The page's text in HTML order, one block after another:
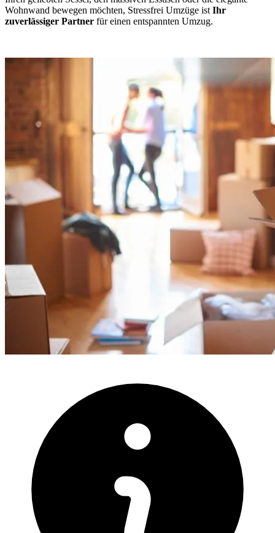
Wohnwand bewegen möchten, Stressfrei Umzüge ist Ihr
zuverlässiger Partner für einen entspannten Umzug.